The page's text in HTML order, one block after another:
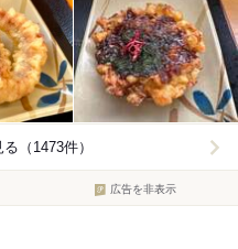
（1473件）
広告を非表示